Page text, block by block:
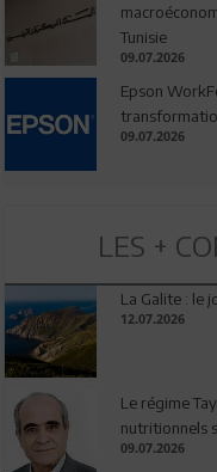
Tunisie
09.07.2026
Epson
09.07.2026
LES +
La Galite : le
12.07.2026
Le régime
nutritionnels
09.07.2026